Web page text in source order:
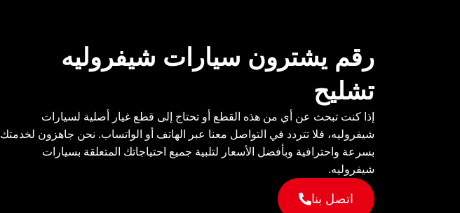
رقم يشترون سيارات شيفروليه
تشليح
إذا كنت تبحث عن أي من هذه القطع أو تحتاج إلى قطع غيار أصلية لسيارات
شيفروليه، فلا تتردد في التواصل معنا عبر الهاتف أو الواتساب. نحن جاهزون لخدمتك
بسرعة واحترافية وبأفضل الأسعار لتلبية جميع احتياجاتك المتعلقة بسيارات
شيفروليه.
اتصل بنا